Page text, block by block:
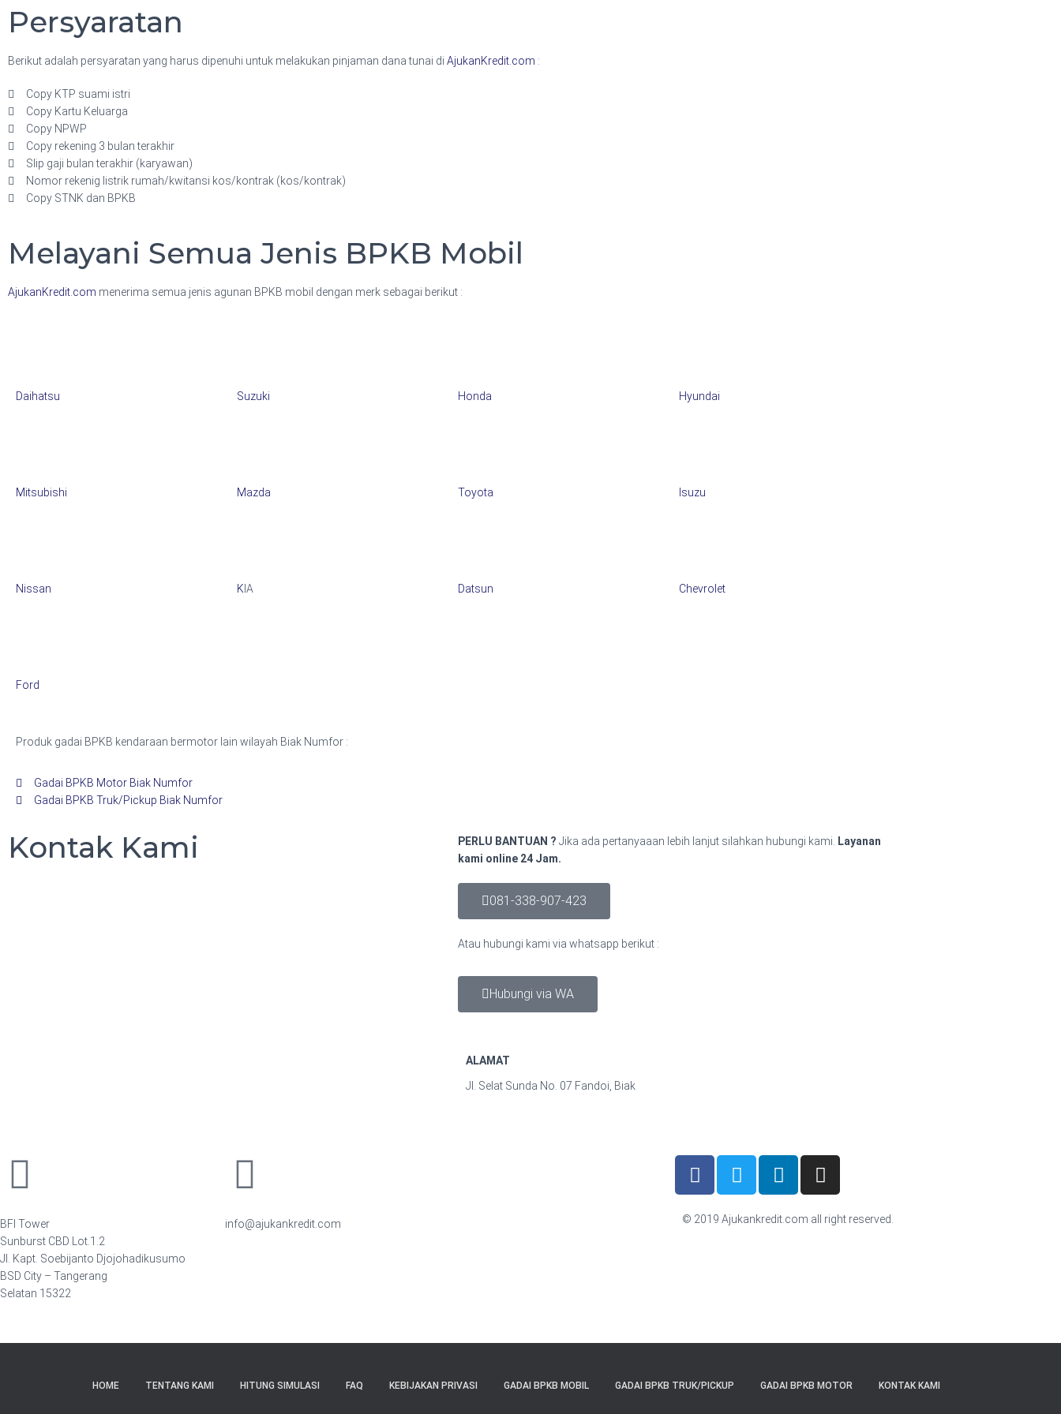
Persyaratan
Berikut adalah persyaratan yang harus dipenuhi untuk melakukan pinjaman dana tunai di AjukanKredit.com :
Copy KTP suami istri
Copy Kartu Keluarga
Copy NPWP
Copy rekening 3 bulan terakhir
Slip gaji bulan terakhir (karyawan)
Nomor rekenig listrik rumah/kwitansi kos/kontrak (kos/kontrak)
Copy STNK dan BPKB
Melayani Semua Jenis BPKB Mobil
AjukanKredit.com menerima semua jenis agunan BPKB mobil dengan merk sebagai berikut :
Daihatsu Suzuki Honda Hyundai
Mitsubishi Mazda Toyota Isuzu
Nissan K IA Datsun Chevrolet
Ford
Produk gadai BPKB kendaraan bermotor lain wilayah Biak Numfor :
Gadai BPKB Motor Biak Numfor
Gadai BPKB Truk/Pickup Biak Numfor
Kontak Kami PERLU BANTUAN ? Jika ada pertanyaaan lebih lanjut silahkan hubungi kami.
Layanan
kami online 24 Jam.
081-338-907-423
Atau hubungi kami via whatsapp berikut :
Hubungi via WA
ALAMAT
Jl. Selat Sunda No. 07 Fandoi, Biak
BFI Tower
Sunburst CBD Lot.1.2
Jl. Kapt. Soebijanto Djojohadikusumo
BSD City – Tangerang
Selatan 15322
info@ajukankredit.com © 2019 Ajukankredit.com all right reserved.
HOME TENTANG KAMI HITUNG SIMULASI FAQ KEBIJAKAN PRIVASI GADAI BPKB MOBIL GADAI BPKB TRUK/PICKUP GADAI BPKB MOTOR KONTAK KAMI